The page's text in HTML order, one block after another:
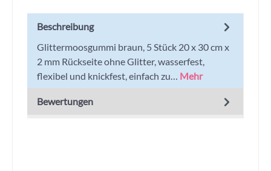
Beschreibung
Glittermoosgummi braun, 5 Stück 20 x 30 cm x
2 mm Rückseite ohne Glitter, wasserfest,
flexibel und knickfest, einfach zu… Mehr
Bewertungen